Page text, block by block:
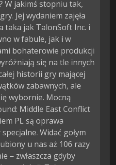
W jakimś stopniu tak,
Jej wydaniem zajęła
taka jak TalonSoft Inc. i
w fabule, jak i w
bohaterowie produkcji
się na tle innych
historii gry mającej
zabawnych, ale
wybornie. Mocną
Middle East Conflict
PL są oprawa
Widać gołym
u nas aż 106 razy
– zwłaszcza gdyby